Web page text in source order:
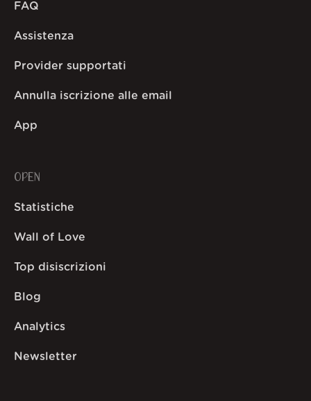
FAQ
Assistenza
Provider supportati
Annulla iscrizione alle email
App
OPEN
Statistiche
Wall of Love
Top disiscrizioni
Blog
Analytics
Newsletter